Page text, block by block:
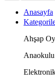
Anasayfa
Ahşap